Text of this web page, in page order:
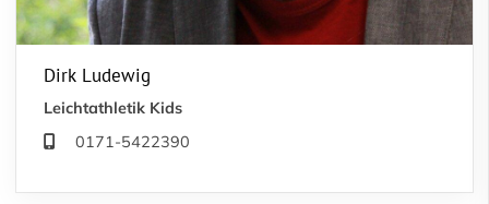
Dirk Ludewig
Leichtathletik Kids
0171-5422390